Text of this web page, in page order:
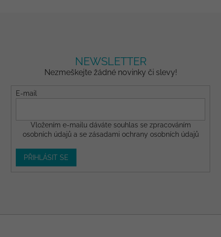
NEWSLETTER
Nezmeškejte žádné novinky či slevy!
E-mail
Vložením e-mailu dáváte souhlas se zpracováním
osobních údajů a se zásadami ochrany osobních údajů
PŘIHLÁSIT SE